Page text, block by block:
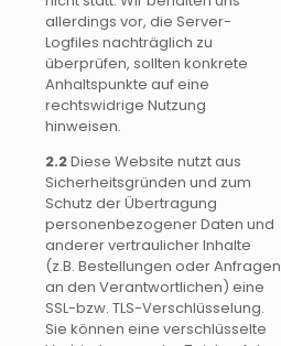
allerdings vor, die Server-
Logfiles nachträglich zu
überprüfen, sollten konkrete
Anhaltspunkte auf eine
rechtswidrige Nutzung
hinweisen.
2.2Diese Website nutzt aus
Sicherheitsgründen und zum
Schutz der Übertragung
personenbezogener Daten und
anderer vertraulicher Inhalte
(z.B. Bestellungen oder Anfragen
an den Verantwortlichen) eine
SSL-bzw. TLS-Verschlüsselung.
Sie können eine verschlüsselte